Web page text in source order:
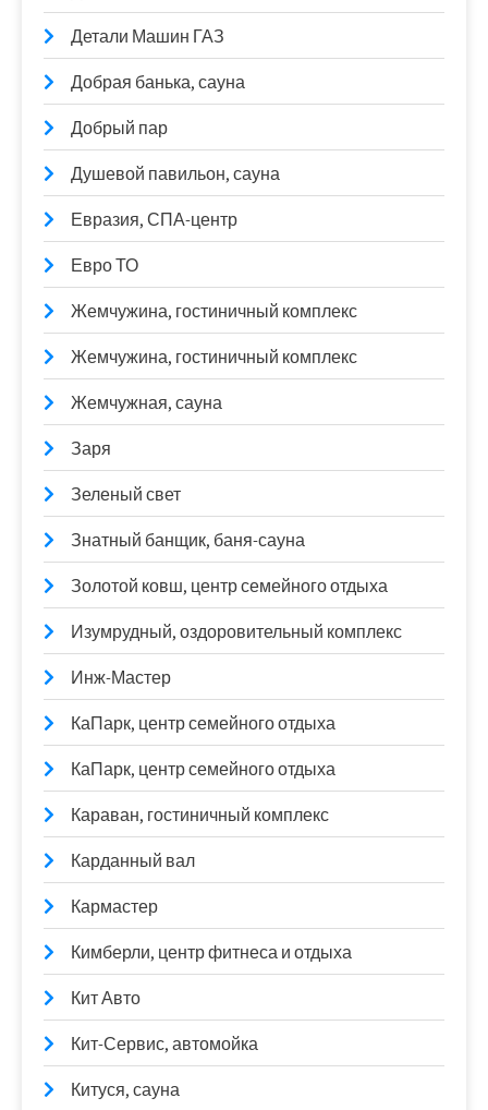
Детали Машин ГАЗ
Добрая банька, сауна
Добрый пар
Душевой павильон, сауна
Евразия, СПА-центр
Евро ТО
Жемчужина, гостиничный комплекс
Жемчужина, гостиничный комплекс
Жемчужная, сауна
Заря
Зеленый свет
Знатный банщик, баня-сауна
Золотой ковш, центр семейного отдыха
Изумрудный, оздоровительный комплекс
Инж-Мастер
КаПарк, центр семейного отдыха
КаПарк, центр семейного отдыха
Караван, гостиничный комплекс
Карданный вал
Кармастер
Кимберли, центр фитнеса и отдыха
Кит Авто
Кит-Сервис, автомойка
Китуся, сауна